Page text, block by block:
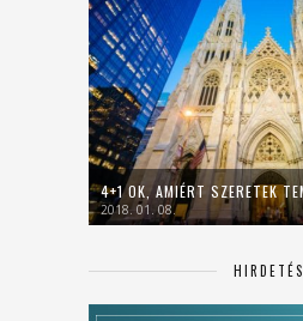
4+1 OK, AMIÉRT SZERETEK
2018. 01. 08.
HIRDETÉS